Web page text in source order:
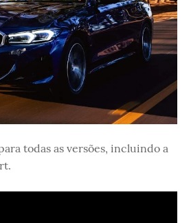
todas as versões, incluindo a